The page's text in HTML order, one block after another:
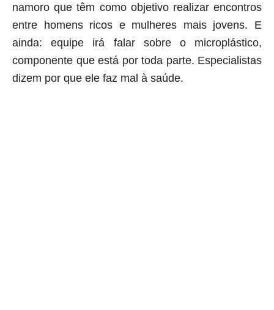
namoro que têm como objetivo realizar encontros
entre homens ricos e mulheres mais jovens. E
ainda: equipe irá falar sobre o microplástico,
componente que está por toda parte. Especialistas
dizem por que ele faz mal à saúde.